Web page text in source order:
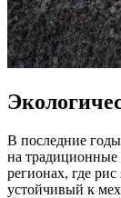
В последние
на традиционные
регионах, где
устойчивый к